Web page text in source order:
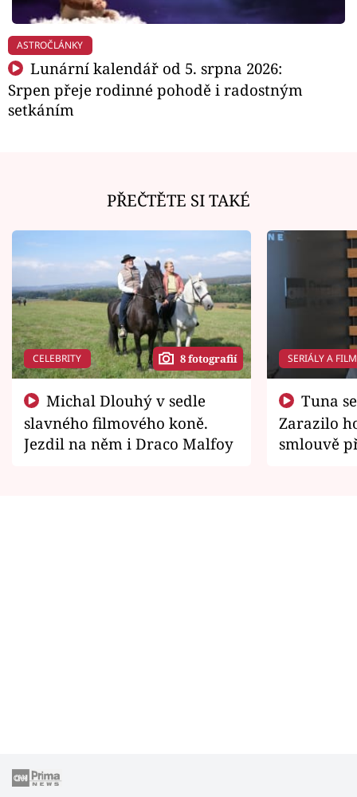
ASTROČLÁNKY
Lunární kalendář od 5. srpna 2026:
Srpen přeje rodinné pohodě i radostným
setkáním
PŘEČTĚTE SI TAKÉ
CELEBRITY 8 fotografií
slavného filmového koně.
Jezdil na něm i Draco Malfoy
SERIÁLY A
Zarazilo
smlouvě